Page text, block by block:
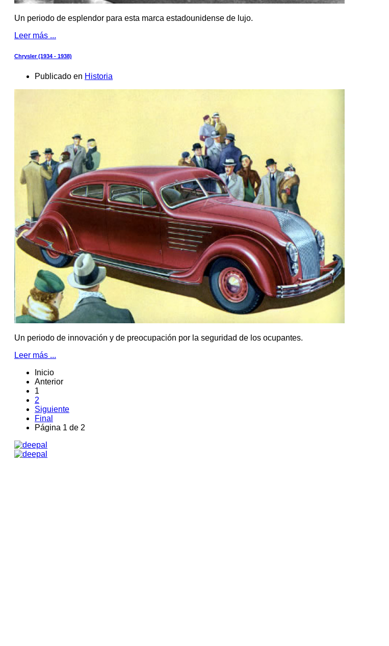
Un periodo de esplendor para esta marca estadounidense de lujo.
Leer más ...
Chrysler (1934 - 1938)
Publicado en Historia
Un periodo de innovación y de preocupación por la seguridad de los ocupantes.
Leer más ...
Inicio
Anterior
1
2
Siguiente
Final
Página 1 de 2